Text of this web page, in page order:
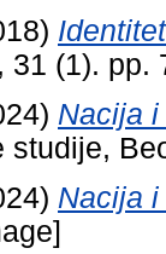
31 (1). pp.
Nacija
studije,
Nacija